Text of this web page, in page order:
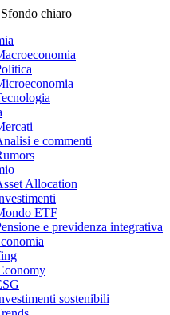
Sfondo chiaro
e commenti
Allocation
ETF
e previdenza integrativa
sostenibili